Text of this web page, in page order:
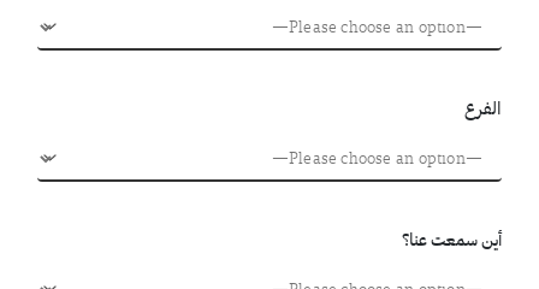
الفرع
أين سمعت عنا؟